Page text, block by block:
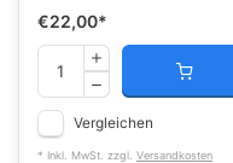
€22,00*
Vergleichen
* Inkl. MwSt. zzgl. Versandkosten